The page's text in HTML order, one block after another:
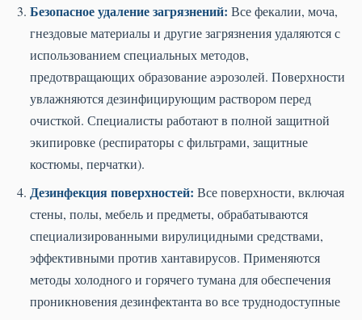
Безопасное удаление загрязнений: Все фекалии, моча,
гнездовые материалы и другие загрязнения удаляются с
использованием специальных методов,
предотвращающих образование аэрозолей. Поверхности
увлажняются дезинфицирующим раствором перед
очисткой. Специалисты работают в полной защитной
экипировке (респираторы с фильтрами, защитные
костюмы, перчатки).
Дезинфекция поверхностей: Все поверхности, включая
стены, полы, мебель и предметы, обрабатываются
специализированными вирулицидными средствами,
эффективными против хантавирусов. Применяются
методы холодного и горячего тумана для обеспечения
проникновения дезинфектанта во все труднодоступные